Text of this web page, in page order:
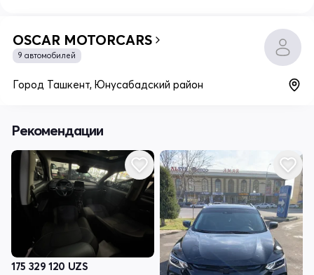
OSCAR MOTORCARS
9 автомобилей
Город Ташкент, Юнусабадский район
Рекомендации
175 329 120 UZS